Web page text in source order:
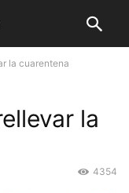
la cuarentena
la
4354